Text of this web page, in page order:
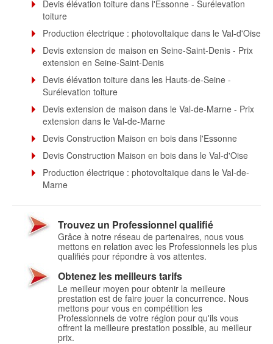
Devis élévation toiture dans l'Essonne - Surélevation
toiture
Production électrique : photovoltaïque dans le Val-d'Oise
Devis extension de maison en Seine-Saint-Denis - Prix
extension en Seine-Saint-Denis
Devis élévation toiture dans les Hauts-de-Seine -
Surélevation toiture
Devis extension de maison dans le Val-de-Marne - Prix
extension dans le Val-de-Marne
Devis Construction Maison en bois dans l'Essonne
Devis Construction Maison en bois dans le Val-d'Oise
Production électrique : photovoltaïque dans le Val-de-
Marne
Trouvez un Professionnel qualifié
Grâce à notre réseau de partenaires, nous vous
mettons en relation avec les Professionnels les plus
qualifiés pour répondre à vos attentes.
Obtenez les meilleurs tarifs
Le meilleur moyen pour obtenir la meilleure
prestation est de faire jouer la concurrence. Nous
mettons pour vous en compétition les
Professionnels de votre région pour qu'ils vous
offrent la meilleure prestation possible, au meilleur
prix.